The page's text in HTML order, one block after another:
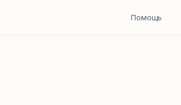
Помощь